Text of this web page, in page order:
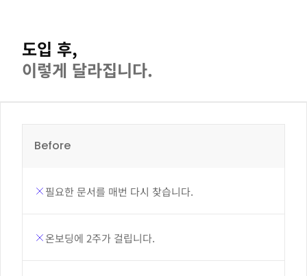
도입 후,
이렇게 달라집니다.
Before
필요한 문서를 매번 다시 찾습니다.
온보딩에 2주가 걸립니다.